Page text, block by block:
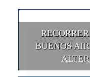
BUENOS